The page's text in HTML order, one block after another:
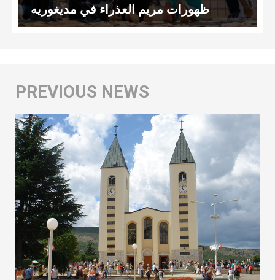
ظهورات مريم العذراء في مديغوريه